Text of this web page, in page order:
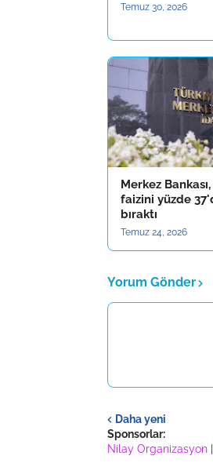
Temuz 30, 2026
Merkez
faizini yüzde
bıraktı
Temuz 24, 2026
Yorum Gönder
Daha yeni
Sponsorlar:
Nilay Organizasyon